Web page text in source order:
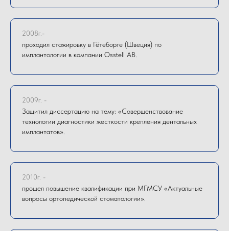
2008г.-
проходил стажировку в Гётеборге (Швеция) по
имплантологии в компании Osstell AB.
2009г. -
Защитил диссертацию на тему: «Совершенствование
технологии диагностики жесткости крепления дентальных
имплантатов».
2010г. -
прошел повышение квалификации при МГМСУ «Актуальные
вопросы ортопедической стоматологии».